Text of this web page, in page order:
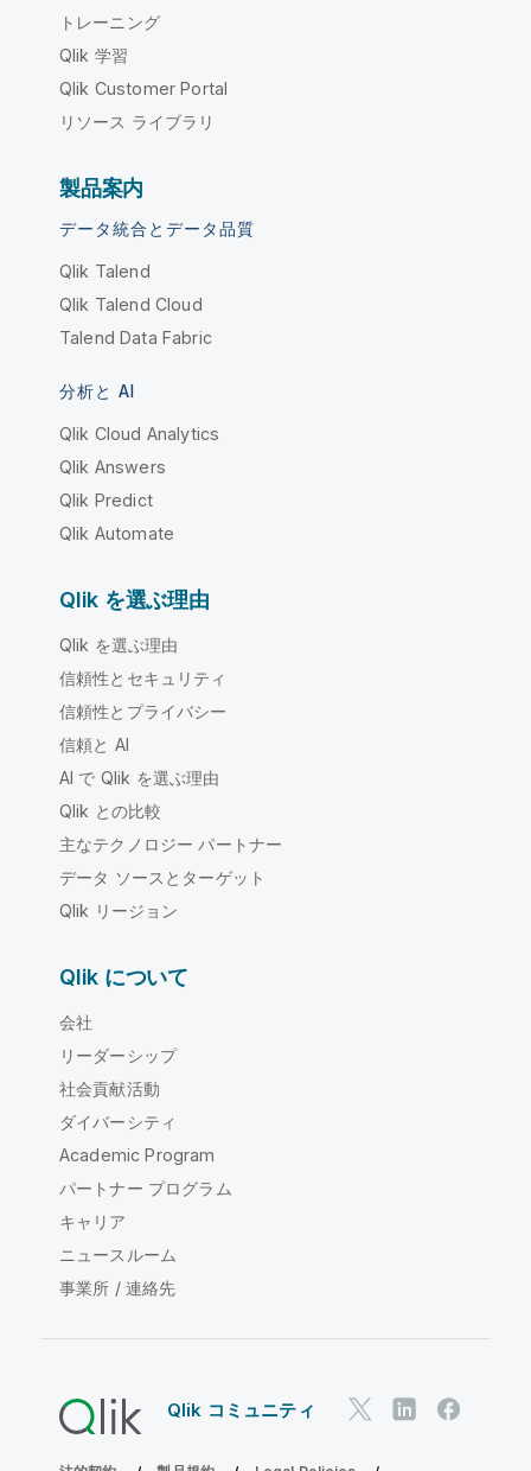
トレーニング
Qlik 学習
Qlik Customer Portal
リソース ライブラリ
製品案内
データ統合とデータ品質
Qlik Talend
Qlik Talend Cloud
Talend Data Fabric
分析と AI
Qlik Cloud Analytics
Qlik Answers
Qlik Predict
Qlik Automate
Qlik を選ぶ理由
Qlik を選ぶ理由
信頼性とセキュリティ
信頼性とプライバシー
信頼と AI
AI で Qlik を選ぶ理由
Qlik との比較
主なテクノロジー パートナー
データ ソースとターゲット
Qlik リージョン
Qlik について
会社
リーダーシップ
社会貢献活動
ダイバーシティ
Academic Program
パートナー プログラム
キャリア
ニュースルーム
事業所 / 連絡先
Qlik コミュニティ